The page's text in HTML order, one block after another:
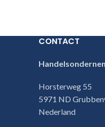
CONTACT
Horsterweg 55
5971 ND
Nederland